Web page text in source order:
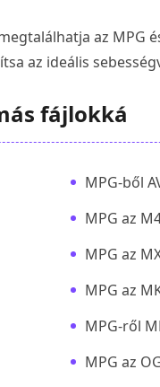
az MPG
az ideális
fájlokká
MPG-ből
MPG az
MPG az
MPG az
MPG-ről
MPG az